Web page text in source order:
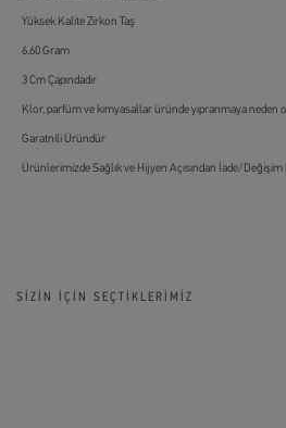
Yüksek Kalite Zirkon Taş
6.60 Gram
3 Cm Çapındadır
Klor, parfüm ve kimyasallar üründe yıpranmaya neden
Garatnili Üründür
Ürünlerimizde Sağlık ve Hijyen Açısından İade/
SİZİN İÇİN SEÇTİKLERİMİZ